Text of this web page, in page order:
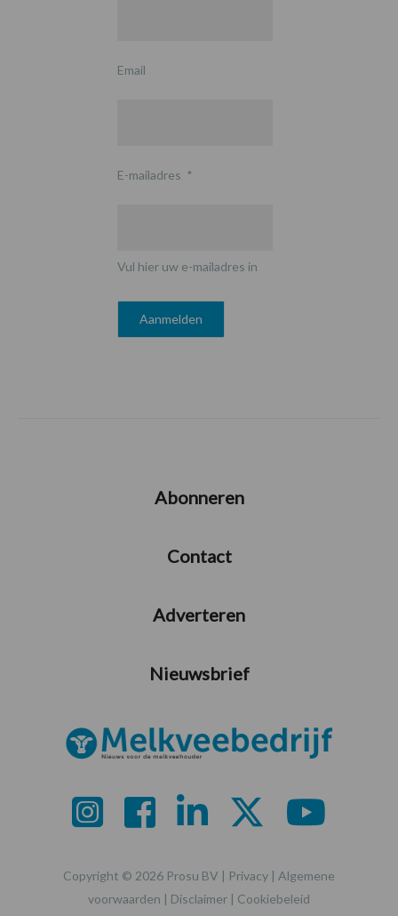
Email
E-mailadres *
Vul hier uw e-mailadres in
Abonneren
Contact
Adverteren
Nieuwsbrief
Copyright © 2026 Prosu BV | Privacy | Algemene
voorwaarden | Disclaimer | Cookiebeleid